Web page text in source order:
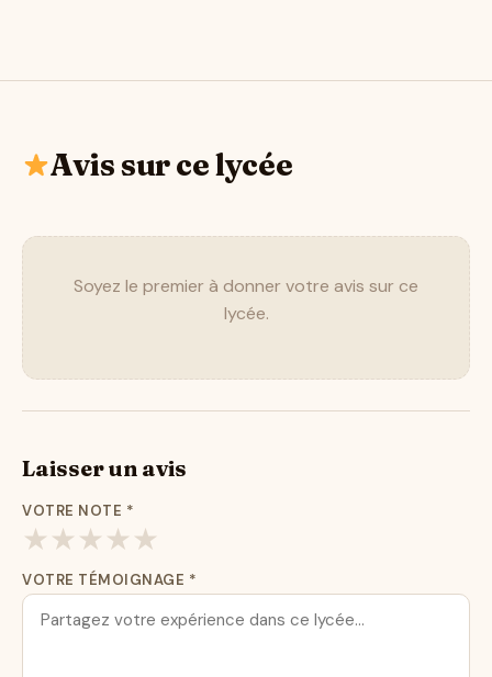
Avis sur ce lycée
Soyez le premier à donner votre avis sur ce
lycée.
Laisser un avis
VOTRE NOTE *
★★★★★
VOTRE TÉMOIGNAGE *